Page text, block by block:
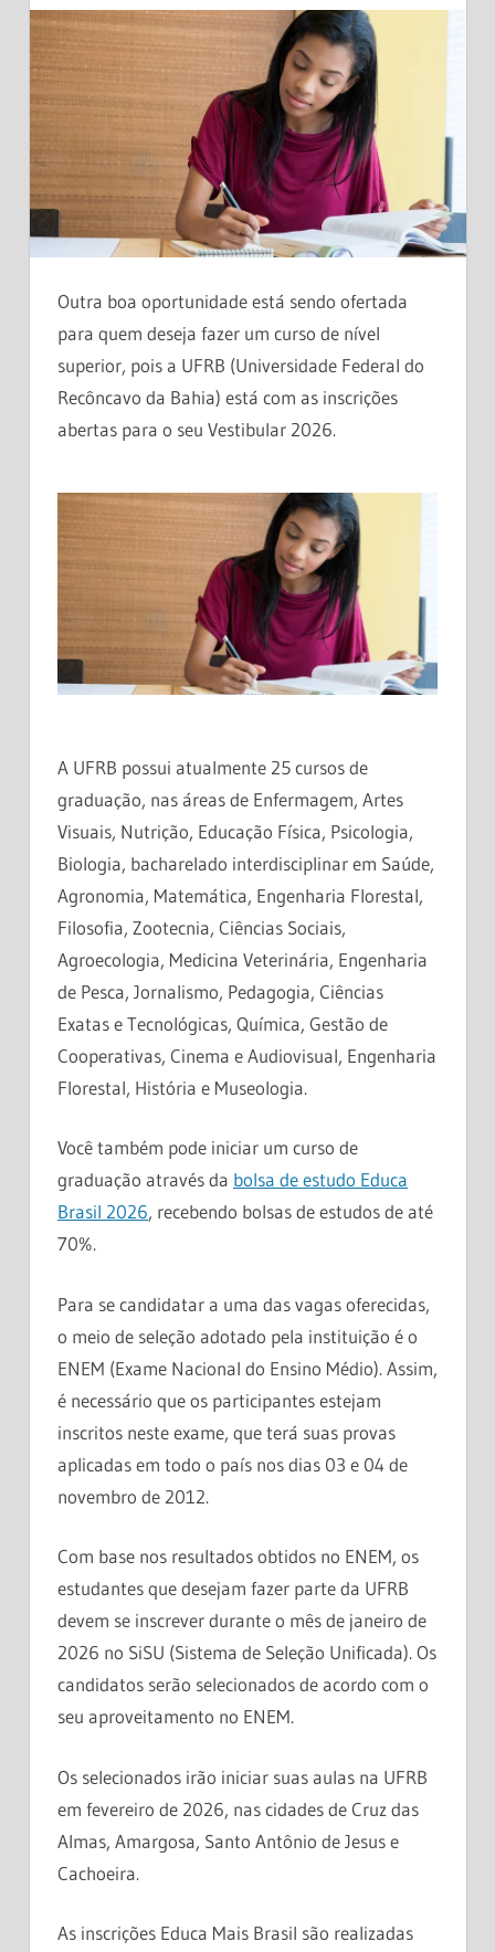
Outra boa oportunidade está sendo ofertada
para quem deseja fazer um curso de nível
superior, pois a UFRB (Universidade Federal do
Recôncavo da Bahia) está com as inscrições
abertas para o seu Vestibular 2026.
A UFRB possui atualmente 25 cursos de
graduação, nas áreas de Enfermagem, Artes
Visuais, Nutrição, Educação Física, Psicologia,
Biologia, bacharelado interdisciplinar em Saúde,
Agronomia, Matemática, Engenharia Florestal,
Filosofia, Zootecnia, Ciências Sociais,
Agroecologia, Medicina Veterinária, Engenharia
de Pesca, Jornalismo, Pedagogia, Ciências
Exatas e Tecnológicas, Química, Gestão de
Cooperativas, Cinema e Audiovisual, Engenharia
Florestal, História e Museologia.
Você também pode iniciar um curso de
graduação através da bolsa de estudo Educa
Brasil 2026, recebendo bolsas de estudos de até
70%.
Para se candidatar a uma das vagas oferecidas,
o meio de seleção adotado pela instituição é o
ENEM (Exame Nacional do Ensino Médio). Assim,
é necessário que os participantes estejam
inscritos neste exame, que terá suas provas
aplicadas em todo o país nos dias 03 e 04 de
novembro de 2012.
Com base nos resultados obtidos no ENEM, os
estudantes que desejam fazer parte da UFRB
devem se inscrever durante o mês de janeiro de
2026 no SiSU (Sistema de Seleção Unificada). Os
candidatos serão selecionados de acordo com o
seu aproveitamento no ENEM.
Os selecionados irão iniciar suas aulas na UFRB
em fevereiro de 2026, nas cidades de Cruz das
Almas, Amargosa, Santo Antônio de Jesus e
Cachoeira.
As inscrições Educa Mais Brasil são realizadas